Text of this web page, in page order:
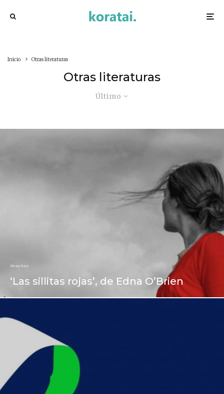
Inicio Otras literaturas
Otras literaturas
Último
Reseñas
‘Las sillitas rojas’, de Edna O’Brien